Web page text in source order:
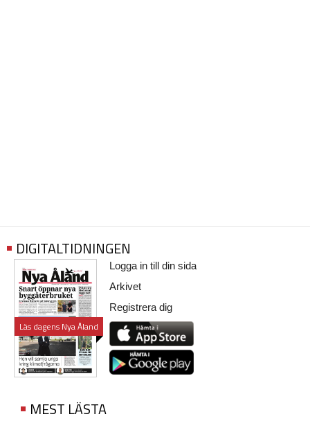
DIGITALTIDNINGEN
Läs dagens Nya Åland
Logga in till din sida
Arkivet
Registrera dig
MEST LÄSTA